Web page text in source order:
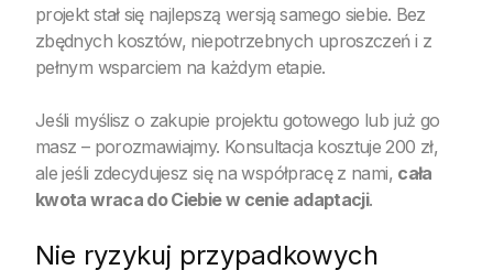
projekt stał się najlepszą wersją samego siebie. Bez
zbędnych kosztów, niepotrzebnych uproszczeń i z
pełnym wsparciem na każdym etapie.
Jeśli myślisz o zakupie projektu gotowego lub już go
masz – porozmawiajmy. Konsultacja kosztuje 200 zł,
ale jeśli zdecydujesz się na współpracę z nami, cała
kwota wraca do Ciebie w cenie adaptacji.
Nie ryzykuj przypadkowych